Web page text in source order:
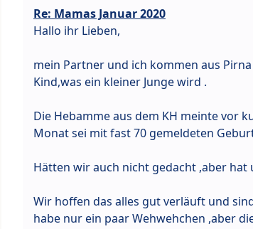
Re: Mamas Januar 2020
Hallo ihr Lieben,
mein Partner und ich kommen aus
Kind,was ein kleiner Junge wird .
Die Hebamme aus dem KH meinte vor
Monat sei mit fast 70 gemeldeten
Hätten wir auch nicht gedacht ,aber hat
Wir hoffen das alles gut verläuft und
habe nur ein paar Wehwehchen ,aber